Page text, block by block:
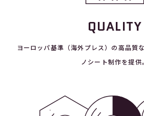
QUALITY
ヨーロッパ基準（海外プレス）の高品質
ノシート制作を提供。